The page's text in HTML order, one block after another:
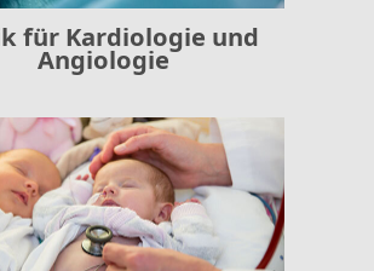
für Kardiologie und
Angiologie